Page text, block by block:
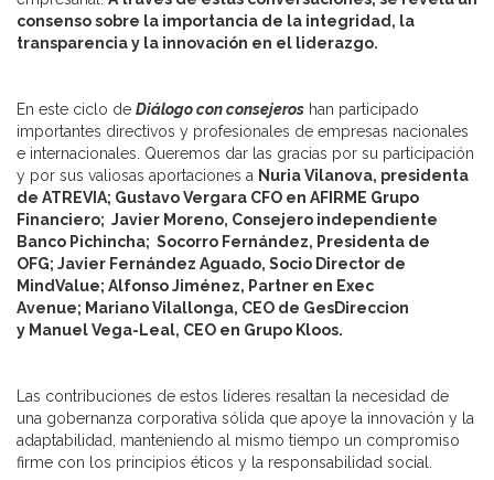
consenso sobre la importancia de la integridad, la
transparencia y la innovación en el liderazgo.
En este ciclo de Diálogo con consejeros han participado
importantes directivos y profesionales de empresas nacionales
e internacionales. Queremos dar las gracias por su participación
y por sus valiosas aportaciones a Nuria Vilanova, presidenta
de ATREVIA; Gustavo Vergara CFO en AFIRME Grupo
Financiero; Javier Moreno, Consejero independiente
Banco Pichincha; Socorro Fernández, Presidenta de
OFG; Javier Fernández Aguado, Socio Director de
MindValue; Alfonso Jiménez, Partner en Exec
Avenue; Mariano Vilallonga, CEO de GesDireccion
y Manuel Vega-Leal, CEO en Grupo Kloos.
Las contribuciones de estos líderes resaltan la necesidad de
una gobernanza corporativa sólida que apoye la innovación y la
adaptabilidad, manteniendo al mismo tiempo un compromiso
firme con los principios éticos y la responsabilidad social.